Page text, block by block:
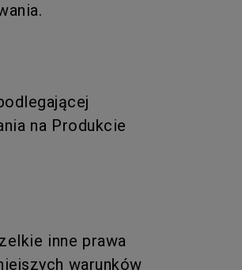
na Produkcie
inne prawa
warunków